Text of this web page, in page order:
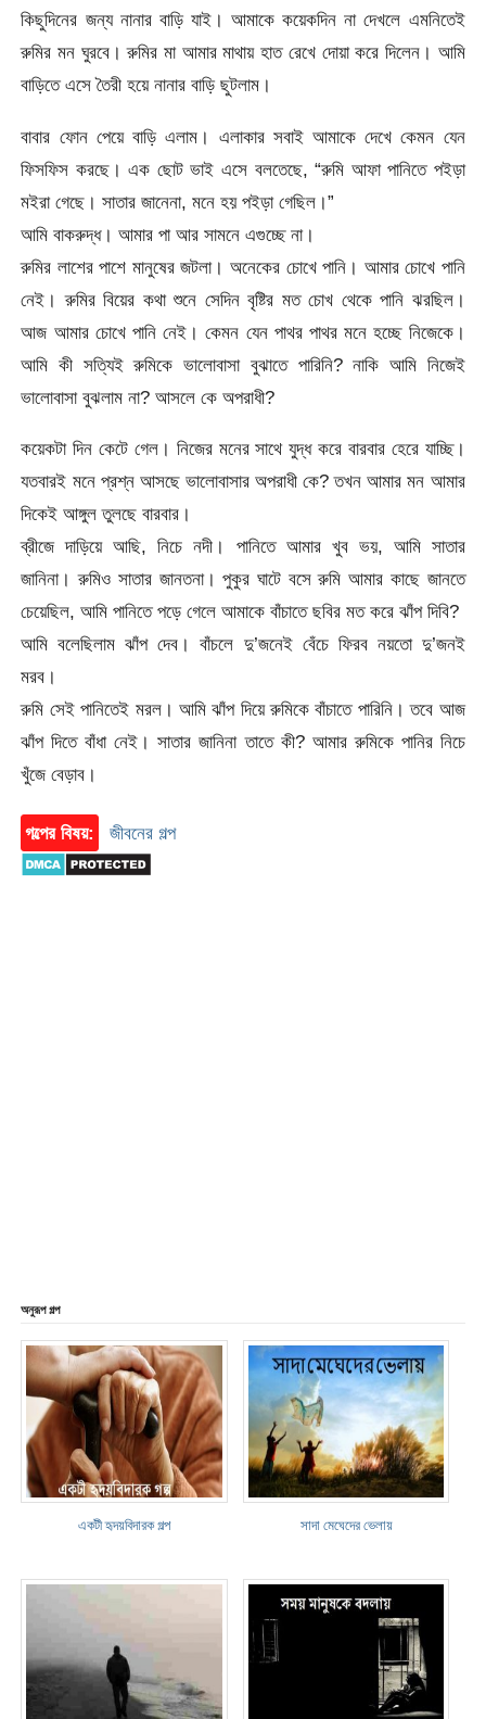
কিছুদিনের জন্য নানার বাড়ি যাই। আমাকে কয়েকদিন না দেখলে এমনিতেই
রুমির মন ঘুরবে। রুমির মা আমার মাথায় হাত রেখে দোয়া করে দিলেন। আমি
বাড়িতে এসে তৈরী হয়ে নানার বাড়ি ছুটলাম।
বাবার ফোন পেয়ে বাড়ি এলাম। এলাকার সবাই আমাকে দেখে কেমন যেন
ফিসফিস করছে। এক ছোট ভাই এসে বলতেছে, “রুমি আফা পানিতে পইড়া
মইরা গেছে। সাতার জানেনা, মনে হয় পইড়া গেছিল।”
আমি বাকরুদ্ধ। আমার পা আর সামনে এগুচ্ছে না।
রুমির লাশের পাশে মানুষের জটলা। অনেকের চোখে পানি। আমার চোখে পানি
নেই। রুমির বিয়ের কথা শুনে সেদিন বৃষ্টির মত চোখ থেকে পানি ঝরছিল।
আজ আমার চোখে পানি নেই। কেমন যেন পাথর পাথর মনে হচ্ছে নিজেকে।
আমি কী সত্যিই রুমিকে ভালোবাসা বুঝাতে পারিনি? নাকি আমি নিজেই
ভালোবাসা বুঝলাম না? আসলে কে অপরাধী?
কয়েকটা দিন কেটে গেল। নিজের মনের সাথে যুদ্ধ করে বারবার হেরে যাচ্ছি।
যতবারই মনে প্রশ্ন আসছে ভালোবাসার অপরাধী কে? তখন আমার মন আমার
দিকেই আঙ্গুল তুলছে বারবার।
ব্রীজে দাড়িয়ে আছি, নিচে নদী। পানিতে আমার খুব ভয়, আমি সাতার
জানিনা। রুমিও সাতার জানতনা। পুকুর ঘাটে বসে রুমি আমার কাছে জানতে
চেয়েছিল, আমি পানিতে পড়ে গেলে আমাকে বাঁচাতে ছবির মত করে ঝাঁপ দিবি?
আমি বলেছিলাম ঝাঁপ দেব। বাঁচলে দু’জনেই বেঁচে ফিরব নয়তো দু’জনই
মরব।
রুমি সেই পানিতেই মরল। আমি ঝাঁপ দিয়ে রুমিকে বাঁচাতে পারিনি। তবে আজ
ঝাঁপ দিতে বাঁধা নেই। সাতার জানিনা তাতে কী? আমার রুমিকে পানির নিচে
খুঁজে বেড়াব।
গল্পের বিষয়: জীবনের গল্প
অনুরূপ গল্প
একটী হৃদয়বিদারক গল্প সাদা মেঘেদের ভেলায়